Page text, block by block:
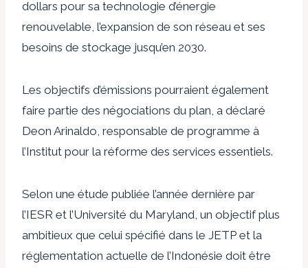
dollars pour sa technologie d’énergie
renouvelable, l’expansion de son réseau et ses
besoins de stockage jusqu’en 2030.
Les objectifs d’émissions pourraient également
faire partie des négociations du plan, a déclaré
Deon Arinaldo, responsable de programme à
l’Institut pour la réforme des services essentiels.
Selon une étude publiée l’année dernière par
l’IESR et l’Université du Maryland, un objectif plus
ambitieux que celui spécifié dans le JETP et la
réglementation actuelle de l’Indonésie doit être